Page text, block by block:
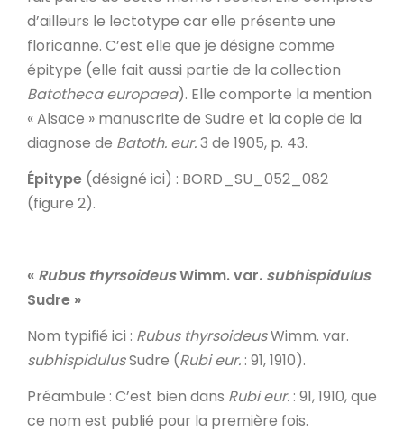
d’ailleurs le lectotype car elle présente une
floricanne. C’est elle que je désigne comme
épitype (elle fait aussi partie de la collection
Batotheca europaea). Elle comporte la mention
« Alsace » manuscrite de Sudre et la copie de la
diagnose de Batoth. eur.3 de 1905, p. 43.
Épitype (désigné ici) : BORD_SU_052_082
(figure 2).
« Rubus thyrsoideusWimm. var. subhispidulus
Sudre »
Nom typifié ici : Rubus thyrsoideusWimm. var.
subhispidulusSudre (Rubi eur. : 91, 1910).
Préambule : C’est bien dans Rubi eur. : 91, 1910, que
ce nom est publié pour la première fois.